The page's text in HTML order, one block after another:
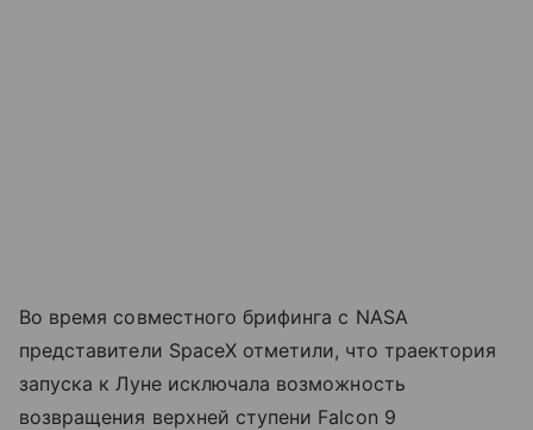
Во время совместного брифинга с NASA
представители SpaceX отметили, что траектория
запуска к Луне исключала возможность
возвращения верхней ступени Falcon 9